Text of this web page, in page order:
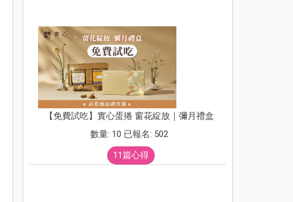
【免費試吃】實心蛋捲 窗花綻放｜彌月禮盒
數量: 10 已報名: 502
11篇心得